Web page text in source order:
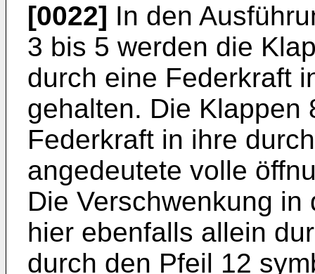
[0022] In den
3 bis 5 werden die
durch eine Federkraft
gehalten. Die Klappen
Federkraft in ihre
angedeutete volle
Die Verschwenkung
hier ebenfalls allein
durch den Pfeil 12